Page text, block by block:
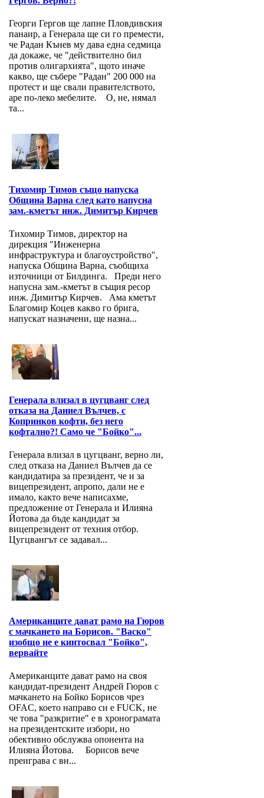
Георги Гергов ще лапне Пловдивския
панаир, а Генерала ще си го премести,
че Радан Кънев му дава една седмица
да докаже, че "действително бил
против олигархията", щото иначе
какво, ще събере "Радан" 200 000 на
протест и ще свали правителството,
аре по-леко мебелите. О, не, нямал
та...
Тихомир Тимов също напуска
Община Варна след като напусна
зам.-кметът инж. Димитър Кирчев
Тихомир Тимов, директор на
дирекция "Инженерна
инфраструктура и благоустройство",
напуска Община Варна, съобщиха
източници от Билдинга. Преди него
напусна зам.-кметът в същия ресор
инж. Димитър Кирчев. Ама кметът
Благомир Коцев какво го брига,
напускат назначени, ще назна...
Генерала влизал в цугцванг след
отказа на Даниел Вълчев, с
Копринков кофти, без него
кофтално?! Само че "Бойко"...
Генерала влизал в цугцванг, верно ли,
след отказа на Даниел Вълчев да се
кандидатира за президент, че и за
вицепрезидент, апропо, дали не е
имало, както вече написахме,
предложение от Генерала и Илияна
Йотова да бъде кандидат за
вицепрезидент от техния отбор.
Цугцвангът се задавал...
Американците дават рамо на Гюров
с мачкането на Борисов. "Васко"
изобщо не е кинтосвал "Бойко",
вервайте
Американците дават рамо на своя
кандидат-президент Андрей Гюров с
мачкането на Бойко Борисов чрез
OFAC, което направо си е FUCK, не
че това "разкритие" е в хронограмата
на президентските избори, но
обективно обслужва опонента на
Илияна Йотова. Борисов вече
преиграва с вн...